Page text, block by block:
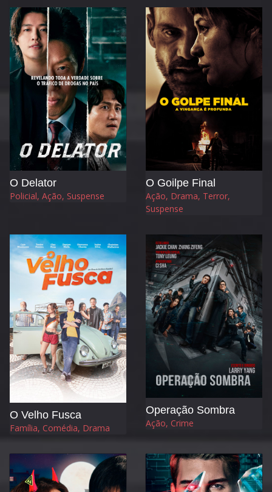
O Delator
Policial, Ação, Suspense
O Goilpe Final
Ação, Drama, Terror,
Suspense
O Velho Fusca
Família, Comédia, Drama
Operação Sombra
Ação, Crime